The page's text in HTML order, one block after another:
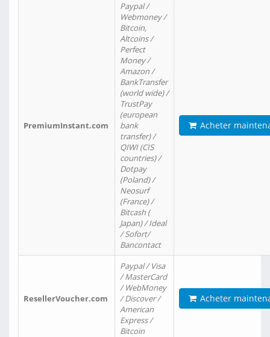
PremiumInstant.com
Paypal /
Webmoney /
Bitcoin,
Altcoins /
Perfect
Money /
Amazon /
BankTransfer
(world wide) /
TrustPay
(european
bank
transfer) /
QIWI (CIS
countries) /
Dotpay
(Poland) /
Neosurf
(France) /
Bitcash (
Japan) / Ideal
/ Sofort/
Bancontact
Acheter
ResellerVoucher.com
Paypal / Visa
/ MasterCard
/ WebMoney
/ Discover /
American
Express /
Bitcoin
Acheter